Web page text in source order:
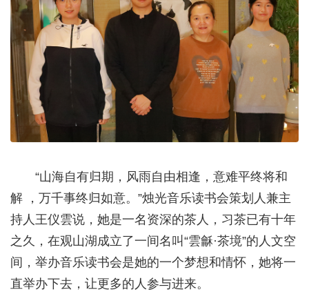
“山海自有归期，风雨自由相逢，意难平终将和
解 ，万千事终归如意。”烛光音乐读书会策划人兼主
持人王仪雲说，她是一名资深的茶人，习茶已有十年
之久，在观山湖成立了一间名叫“雲龢·茶境”的人文空
间，举办音乐读书会是她的一个梦想和情怀，她将一
直举办下去，让更多的人参与进来。